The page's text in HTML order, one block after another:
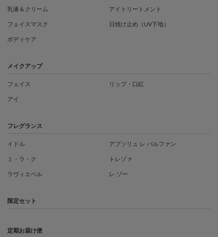
乳液＆クリーム アイトリートメント
フェイスマスク 日焼け止め（UV下地）
ボディケア
メイクアップ
フェイス リップ・口紅
アイ
フレグランス
イドル アプソリュ レ パルファン
ミ・ラ・ク トレゾァ
ラヴィエベル レ ゾー
限定セット
定期お届け便